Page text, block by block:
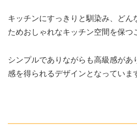
キッチンにすっきりと馴染み、どん
ためおしゃれなキッチン空間を保つ
シンプルでありながらも高級感があ
感を得られるデザインとなっていま